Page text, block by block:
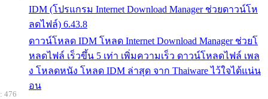
IDM (โปรแกรม Internet Download Manager ช่วยดาวน์โห
ลดไฟล์) 6.43.8
ดาวน์โหลด IDM โหลด Internet Download Manager ช่วยโ
หลดไฟล์ เร็วขึ้น 5 เท่า เพิ่มความเร็ว ดาวน์โหลดไฟล์ เพล
ง โหลดหนัง โหลด IDM ล่าสุด จาก Thaiware ไว้ใจได้แน่น
อน
476